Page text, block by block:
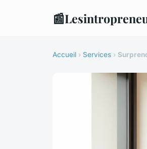
📰
Accueil › Services ›